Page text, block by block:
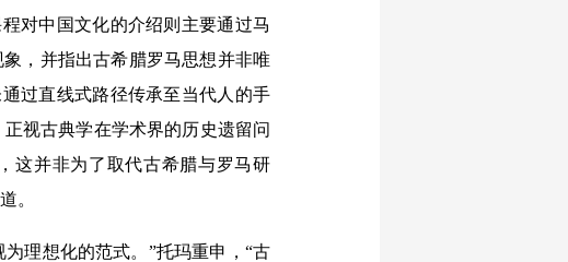
对中国文化的介绍则主要通过马
，并指出古希腊罗马思想并非唯
过直线式路径传承至当代人的手
视古典学在学术界的历史遗留问
这并非为了取代古希腊与罗马研
。
理想化的范式。”托玛重申，“古